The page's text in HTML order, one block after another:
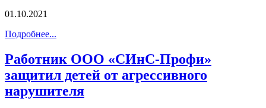
01.10.2021
Подробнее...
Работник ООО «СИнС-Профи»
защитил детей от агрессивного
нарушителя